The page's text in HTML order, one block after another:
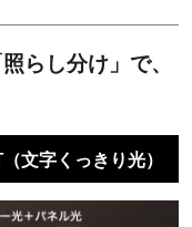
らし分け」で、
文字くっきり光）